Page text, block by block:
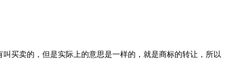
买卖的，但是实际上的意思是一样的，就是商标的转让，所以